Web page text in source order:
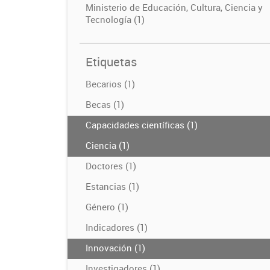
Ministerio de Educación, Cultura, Ciencia y
Tecnología (1)
Etiquetas
Becarios (1)
Becas (1)
Capacidades científicas (1)
Ciencia (1)
Doctores (1)
Estancias (1)
Género (1)
Indicadores (1)
Innovación (1)